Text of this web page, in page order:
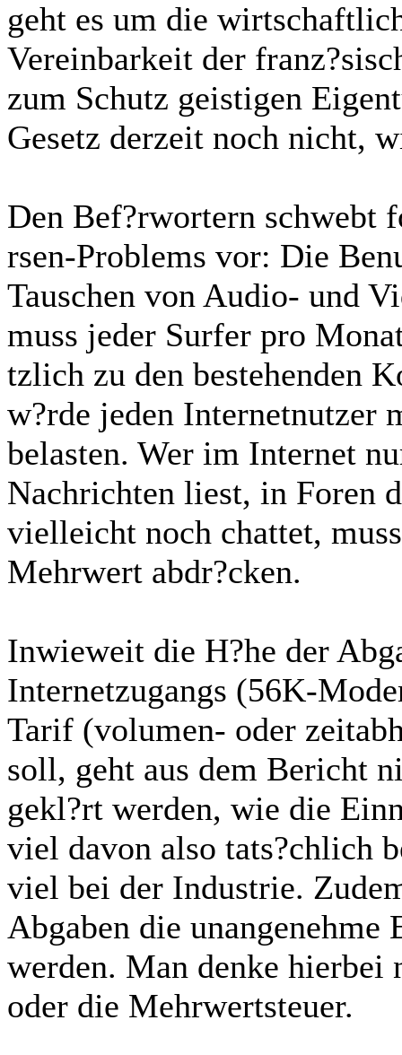
geht es um die
Vereinbarkeit der
zum Schutz geistigen
Gesetz derzeit noch nicht,
Den Bef?rwortern schwebt
rsen-Problems vor: Die
Tauschen von Audio- und
muss jeder Surfer pro
tzlich zu den bestehenden
w?rde jeden Internetnutzer
belasten. Wer im Internet
Nachrichten liest, in Foren
vielleicht noch chattet,
Mehrwert abdr?cken.
Inwieweit die H?he der
Internetzugangs (56K-
Tarif (volumen- oder
soll, geht aus dem Bericht
gekl?rt werden, wie die
viel davon also tats?chlich
viel bei der Industrie.
Abgaben die unangenehme
werden. Man denke
oder die Mehrwertsteuer.